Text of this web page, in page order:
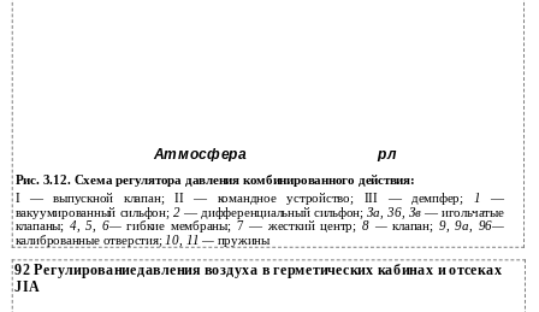
Атмосфера рл
Рис. 3.12. Схема регулятора давления комбинированного действия:
I — выпускной клапан; II — командное устройство; III — демпфер; 1—
вакуумированный сильфон;2— дифференциальный сильфон;За, 36, Зв — игольчатые
клапаны; 4, 5, 6—гибкие мембраны; 7 — жесткий центр; 8 —клапан; 9, 9а, 96—
калиброванные отверстия; 10, 11 — пружины
92 Регулированиедавления воздуха в герметических кабинах и отсеках
JIA